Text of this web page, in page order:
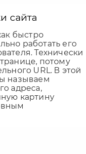
сайта
быстро
работать его
Технически
потому
URL. В этой
называем
адреса,
картину